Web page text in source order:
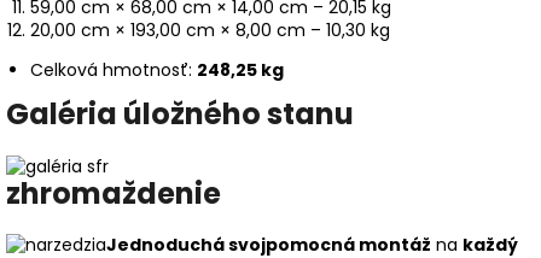
59,00 cm × 68,00 cm × 14,00 cm – 20,15 kg
20,00 cm × 193,00 cm × 8,00 cm – 10,30 kg
Celková hmotnosť: 248,25 kg
Galéria úložného stanu
zhromaždenie
Jednoduchá svojpomocná montáž na každý